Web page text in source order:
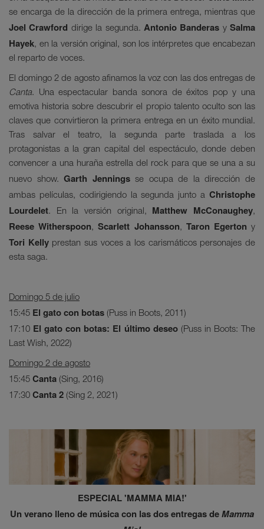
se encarga de la dirección de la primera entrega, mientras que
Joel Crawford dirige la segunda. Antonio Banderas y Salma
Hayek, en la versión original, son los intérpretes que encabezan
el reparto de voces.
El domingo 2 de agosto afinamos la voz con las dos entregas de
Canta. Una espectacular banda sonora de éxitos pop y una
emotiva historia sobre descubrir el propio talento oculto son las
claves que convirtieron la primera entrega en un éxito mundial.
Tras salvar el teatro, la segunda parte traslada a los
protagonistas a la gran capital del espectáculo, donde deben
convencer a una huraña estrella del rock para que se una a su
nuevo show.Garth Jenningsse ocupa de la dirección de
ambas películas, codirigiendo la segunda junto a Christophe
Lourdelet. En la versión original, Matthew McConaughey,
Reese Witherspoon,Scarlett Johansson, Taron Egertony
Tori Kelly prestan sus voces a los carismáticos personajes de
esta saga.
Domingo 5 de julio
15:45 El gato con botas (Puss in Boots, 2011)
17:10 El gato con botas: El último deseo(Puss in Boots: The
Last Wish, 2022)
Domingo 2 de agosto
15:45 Canta (Sing, 2016)
17:30 Canta 2 (Sing 2, 2021)
ESPECIAL 'MAMMA MIA!'
Un verano lleno de música con las dos entregas deMamma